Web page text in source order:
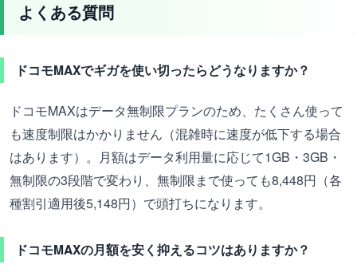
よくある質問
ドコモMAXでギガを使い切ったらどうなりますか？
ドコモMAXはデータ無制限プランのため、たくさん使って
も速度制限はかかりません（混雑時に速度が低下する場合
はあります）。月額はデータ利用量に応じて1GB・3GB・
無制限の3段階で変わり、無制限まで使っても8,448円（各
種割引適用後5,148円）で頭打ちになります。
ドコモMAXの月額を安く抑えるコツはありますか？